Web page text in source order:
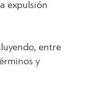
expulsión
entre
y